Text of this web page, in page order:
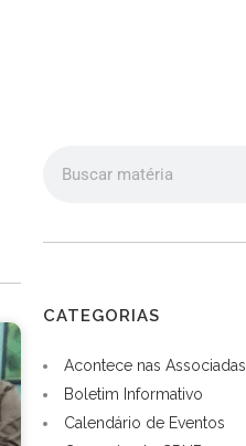
CATEGORIAS
Acontece nas Associadas
Boletim Informativo
Calendário de Eventos